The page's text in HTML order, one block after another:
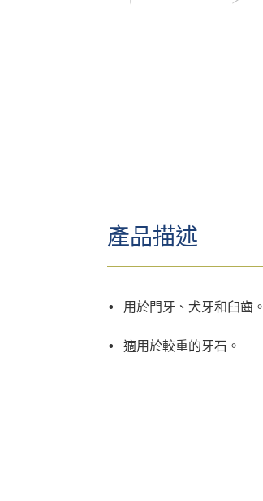
產品描述
• 用於門牙、犬牙和臼齒。